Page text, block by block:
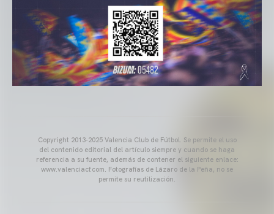
Copyright 2013-2025 Valencia Club de Fútbol. Se permite el uso
del contenido editorial del artículo siempre y cuando se haga
referencia a su fuente, además de contener el siguiente enlace:
www.valenciacf.com. Fotografías de Lázaro de la Peña, no se
permite su reutilización.